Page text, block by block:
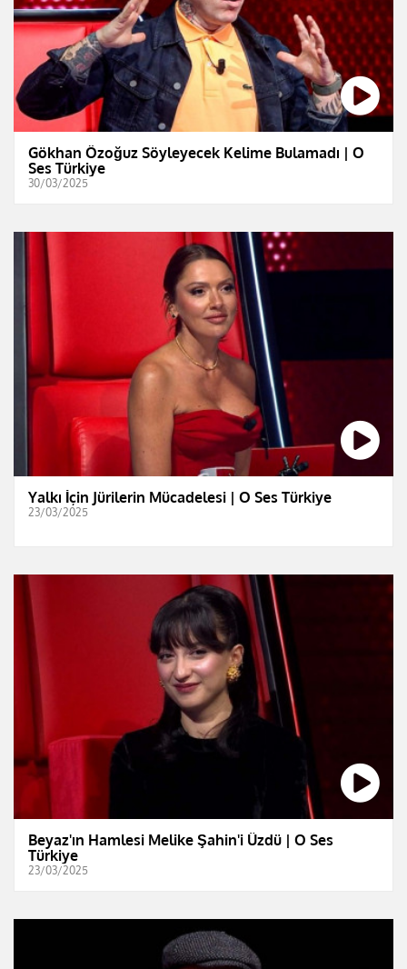
Gökhan Özoğuz Söyleyecek Kelime Bulamadı | O
Ses Türkiye
30/03/2025
Yalkı İçin Jürilerin Mücadelesi | O Ses Türkiye
23/03/2025
Beyaz'ın Hamlesi Melike Şahin'i Üzdü | O Ses
Türkiye
23/03/2025